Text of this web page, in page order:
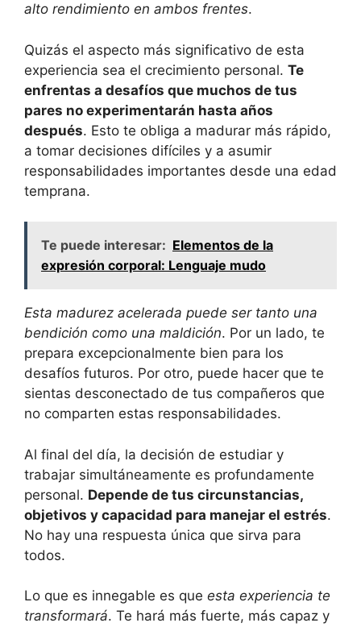
alto rendimiento en ambos frentes.
Quizás el aspecto más significativo de esta
experiencia sea el crecimiento personal. Te
enfrentas a desafíos que muchos de tus
pares no experimentarán hasta años
después. Esto te obliga a madurar más rápido,
a tomar decisiones difíciles y a asumir
responsabilidades importantes desde una edad
temprana.
Te puede interesar: Elementos de la
expresión corporal: Lenguaje mudo
Esta madurez acelerada puede ser tanto una
bendición como una maldición. Por un lado, te
prepara excepcionalmente bien para los
desafíos futuros. Por otro, puede hacer que te
sientas desconectado de tus compañeros que
no comparten estas responsabilidades.
Al final del día, la decisión de estudiar y
trabajar simultáneamente es profundamente
personal. Depende de tus circunstancias,
objetivos y capacidad para manejar el estrés.
No hay una respuesta única que sirva para
todos.
Lo que es innegable es que esta experiencia te
transformará. Te hará más fuerte, más capaz y